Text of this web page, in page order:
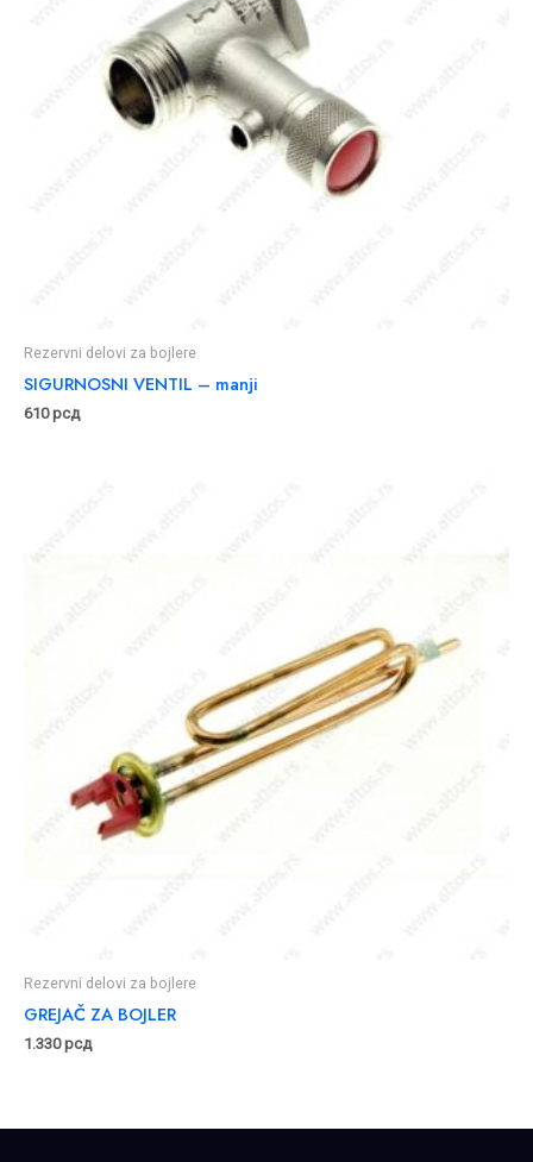
Rezervni delovi za bojlere
SIGURNOSNI VENTIL – manji
610рсд
Rezervni delovi za bojlere
GREJAČ ZA BOJLER
1.330рсд